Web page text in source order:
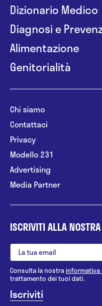
Dizionario Medico
Diagnosi e
Alimentazione
Genitorialità
Chi siamo
Contattaci
Privacy
Modello 231
Advertising
Media Partner
ISCRIVITI ALLA
Consulta la nostrainformativa
trattamento dei tuoi dati.